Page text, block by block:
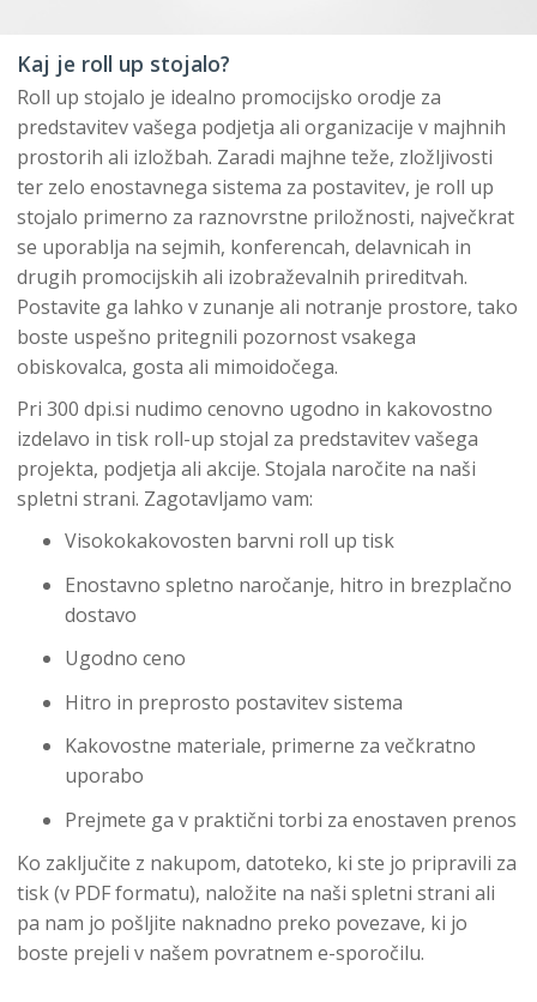
Kaj je roll up stojalo?
Roll up stojalo je idealno promocijsko orodje za
predstavitev vašega podjetja ali organizacije v majhnih
prostorih ali izložbah. Zaradi majhne teže, zložljivosti
ter zelo enostavnega sistema za postavitev, je roll up
stojalo primerno za raznovrstne priložnosti, največkrat
se uporablja na sejmih, konferencah, delavnicah in
drugih promocijskih ali izobraževalnih prireditvah.
Postavite ga lahko v zunanje ali notranje prostore, tako
boste uspešno pritegnili pozornost vsakega
obiskovalca, gosta ali mimoidočega.
Pri 300 dpi.si nudimo cenovno ugodno in kakovostno
izdelavo in tisk roll-up stojal za predstavitev vašega
projekta, podjetja ali akcije. Stojala naročite na naši
spletni strani. Zagotavljamo vam:
Visokokakovosten barvni roll up tisk
Enostavno spletno naročanje, hitro in brezplačno
dostavo
Ugodno ceno
Hitro in preprosto postavitev sistema
Kakovostne materiale, primerne za večkratno
uporabo
Prejmete ga v praktični torbi za enostaven prenos
Ko zaključite z nakupom, datoteko, ki ste jo pripravili za
tisk (v PDF formatu), naložite na naši spletni strani ali
pa nam jo pošljite naknadno preko povezave, ki jo
boste prejeli v našem povratnem e-sporočilu.